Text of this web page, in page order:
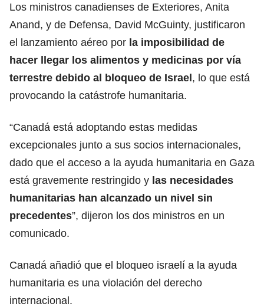
Los ministros canadienses de Exteriores, Anita
Anand, y de Defensa, David McGuinty, justificaron
el lanzamiento aéreo por la imposibilidad de
hacer llegar los alimentos y medicinas por vía
terrestre debido al bloqueo de Israel, lo que está
provocando la catástrofe humanitaria.
“Canadá está adoptando estas medidas
excepcionales junto a sus socios internacionales,
dado que el acceso a la ayuda humanitaria en Gaza
está gravemente restringido y las necesidades
humanitarias han alcanzado un nivel sin
precedentes”, dijeron los dos ministros en un
comunicado.
Canadá añadió que el bloqueo israelí a la ayuda
humanitaria es una violación del derecho
internacional.